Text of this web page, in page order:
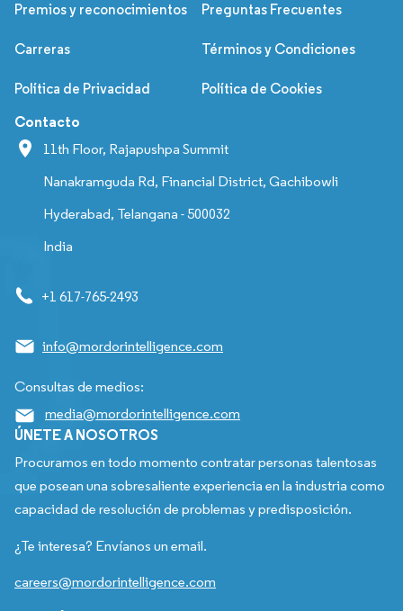
Premios y reconocimientos Preguntas Frecuentes
Carreras Términos y Condiciones
Política de Privacidad Política de Cookies
Contacto
11th Floor, Rajapushpa Summit
Nanakramguda Rd, Financial District, Gachibowli
Hyderabad, Telangana - 500032
India
+1 617-765-2493
info@mordorintelligence.com
Consultas de medios:
media@mordorintelligence.com
ÚNETE A NOSOTROS
Procuramos en todo momento contratar personas talentosas
que posean una sobresaliente experiencia en la industria como
capacidad de resolución de problemas y predisposición.
¿Te interesa? Envíanos un email.
careers@mordorintelligence.com